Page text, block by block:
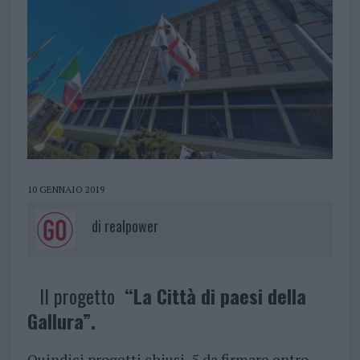
10 GENNAIO 2019
di realpower
Il progetto “La Città di paesi della
Gallura”.